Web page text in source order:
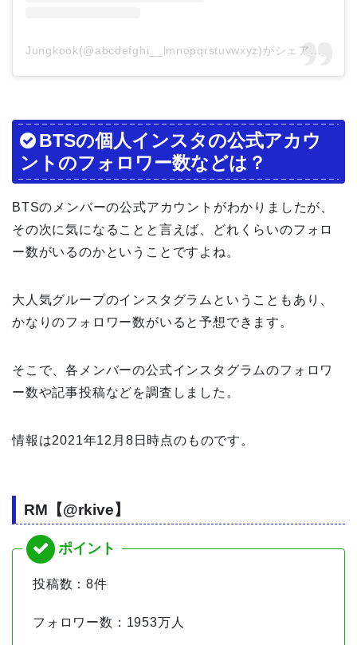
BTSの個人インスタの公式アカウ
ントのフォロワー数などは？
BTSのメンバーの公式アカウントがわかりましたが、
その次に気になることと言えば、どれくらいのフォロ
ー数がいるのかということですよね。
大人気グループのインスタグラムということもあり、
かなりのフォロワー数がいると予想できます。
そこで、各メンバーの公式インスタグラムのフォロワ
ー数や記事投稿などを調査しました。
情報は2021年12月8日時点のものです。
RM【@rkive】
投稿数：8件
フォロワー数：1953万人